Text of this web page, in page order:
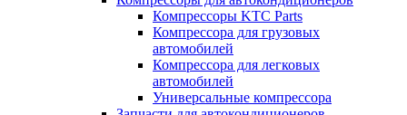
Компрессоры KTC Parts
Компрессора для грузовых
автомобилей
Компрессора для легковых
автомобилей
Универсальные компрессора